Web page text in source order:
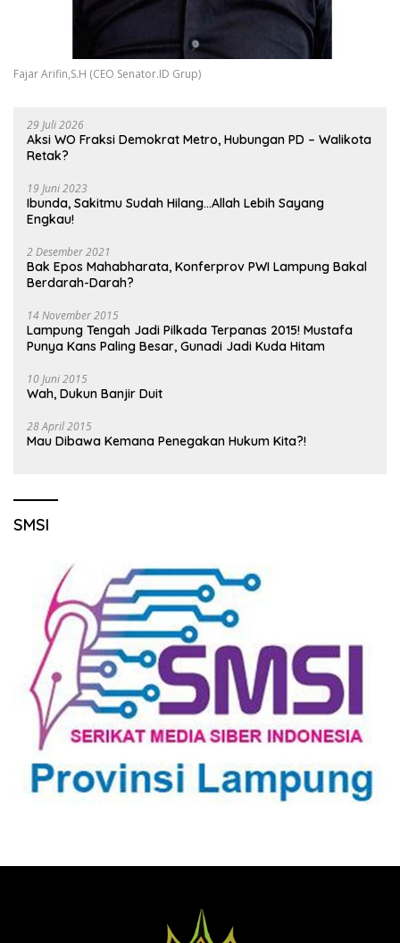
Fajar Arifin,S.H (CEO Senator.ID Grup)
29 Juli 2026
Aksi WO Fraksi Demokrat Metro, Hubungan PD – Walikota
Retak?
19 Juni 2023
Ibunda, Sakitmu Sudah Hilang…Allah Lebih Sayang
Engkau!
2 Desember 2021
Bak Epos Mahabharata, Konferprov PWI Lampung Bakal
Berdarah-Darah?
14 November 2015
Lampung Tengah Jadi Pilkada Terpanas 2015! Mustafa
Punya Kans Paling Besar, Gunadi Jadi Kuda Hitam
10 Juni 2015
Wah, Dukun Banjir Duit
28 April 2015
Mau Dibawa Kemana Penegakan Hukum Kita?!
SMSI